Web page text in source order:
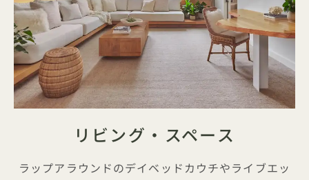
リビング・スペース
ラップアラウンドのデイベッドカウチやライブエッ